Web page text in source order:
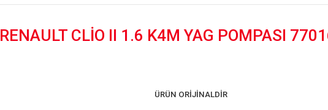
RENAULT CLİO II 1.6 K4M YAG POMPASI
ÜRÜN ORİJİNALDİR